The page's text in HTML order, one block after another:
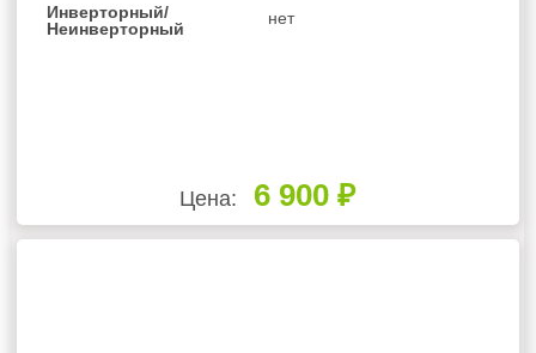
Инверторный/
Неинверторный
нет
Цена: 6 900 ₽